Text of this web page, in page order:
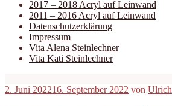
2017 – 2018 Acryl auf Leinwand
2011 – 2016 Acryl auf Leinwand
Datenschutzerklärung
Impressum
Vita Alena Steinlechner
Vita Kati Steinlechner
Veröffentlicht
2. Juni 202216. September 2022 von Ulrich